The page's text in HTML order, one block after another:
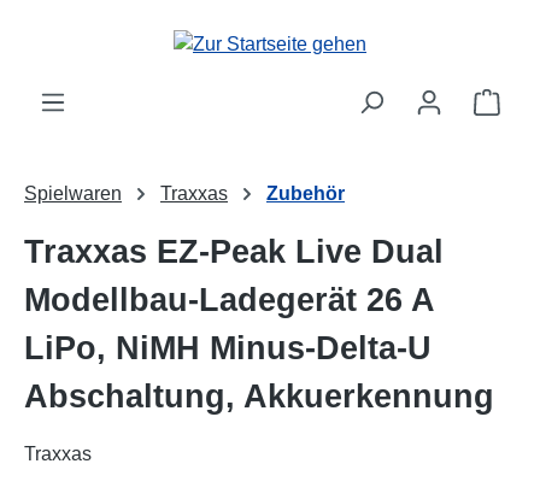
Spielwaren Traxxas Zubehör
Traxxas EZ-Peak Live Dual
Modellbau-Ladegerät 26 A
LiPo, NiMH Minus-Delta-U
Abschaltung, Akkuerkennung
Traxxas